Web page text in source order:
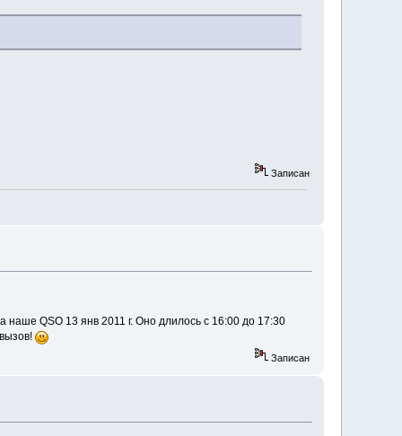
Записан
наше QSO 13 янв 2011 г. Оно длилось с 16:00 до 17:30
Записан